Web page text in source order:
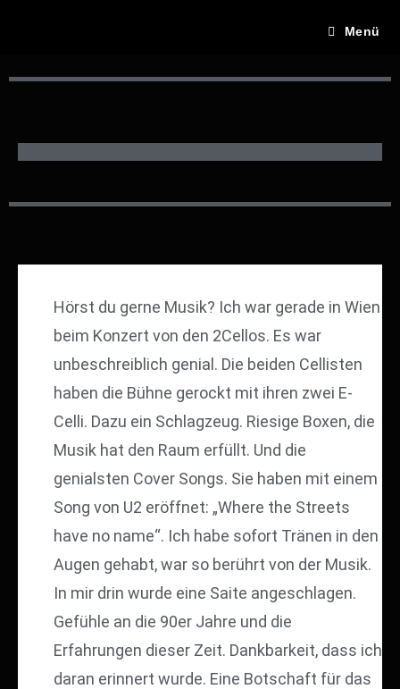
Menü
Hörst du gerne Musik? Ich war gerade in Wien
beim Konzert von den 2Cellos. Es war
unbeschreiblich genial. Die beiden Cellisten
haben die Bühne gerockt mit ihren zwei E-
Celli. Dazu ein Schlagzeug. Riesige Boxen, die
Musik hat den Raum erfüllt. Und die
genialsten Cover Songs. Sie haben mit einem
Song von U2 eröffnet: „Where the Streets
have no name“. Ich habe sofort Tränen in den
Augen gehabt, war so berührt von der Musik.
In mir drin wurde eine Saite angeschlagen.
Gefühle an die 90er Jahre und die
Erfahrungen dieser Zeit. Dankbarkeit, dass ich
daran erinnert wurde. Eine Botschaft für das